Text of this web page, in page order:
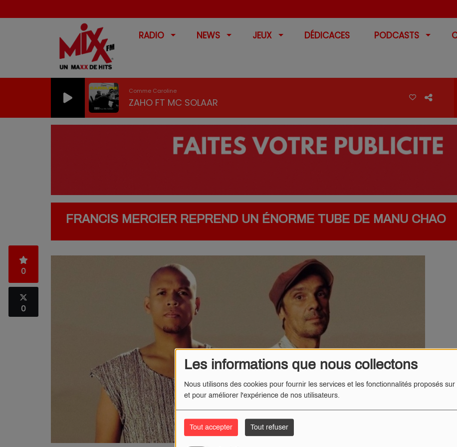
Les informations que nous collectons
Nous utilisons des cookies pour fournir les services et les fonctionnalités proposés sur
et pour améliorer l'expérience de nos utilisateurs.
Tout accepter Tout refuser
RADIO NEWS JEUX DÉDICACES PODCASTS
Comme Caroline
ZAHO FT MC SOLAAR
FRANCIS MERCIER REPREND UN ÉNORME TUBE DE MANU CHAO
0
0